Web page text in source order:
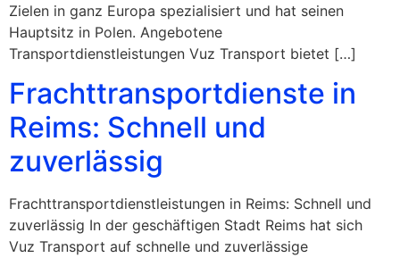
Zielen in ganz Europa spezialisiert und hat seinen
Hauptsitz in Polen. Angebotene
Transportdienstleistungen Vuz Transport bietet […]
Frachttransportdienste in
Reims: Schnell und
zuverlässig
Frachttransportdienstleistungen in Reims: Schnell und
zuverlässig In der geschäftigen Stadt Reims hat sich
Vuz Transport auf schnelle und zuverlässige